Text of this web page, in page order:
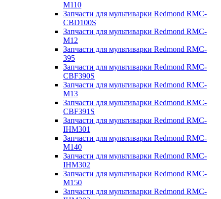
M110
Запчасти для мультиварки Redmond RMC-
CBD100S
Запчасти для мультиварки Redmond RMC-
M12
Запчасти для мультиварки Redmond RMC-
395
Запчасти для мультиварки Redmond RMC-
CBF390S
Запчасти для мультиварки Redmond RMC-
M13
Запчасти для мультиварки Redmond RMC-
CBF391S
Запчасти для мультиварки Redmond RMC-
IHM301
Запчасти для мультиварки Redmond RMC-
M140
Запчасти для мультиварки Redmond RMC-
IHM302
Запчасти для мультиварки Redmond RMC-
M150
Запчасти для мультиварки Redmond RMC-